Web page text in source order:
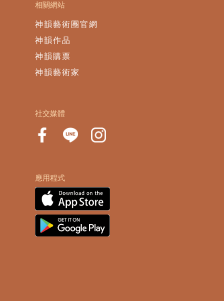
相關網站
神韻藝術團官網
神韻作品
神韻購票
神韻藝術家
社交媒體
應用程式